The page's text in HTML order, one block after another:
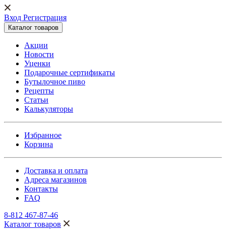
Вход Регистрация
Каталог товаров
Акции
Новости
Уценки
Подарочные сертификаты
Бутылочное пиво
Рецепты
Статьи
Калькуляторы
Избранное
Корзина
Доставка и оплата
Адреса магазинов
Контакты
FAQ
8-812 467-87-46
Каталог товаров